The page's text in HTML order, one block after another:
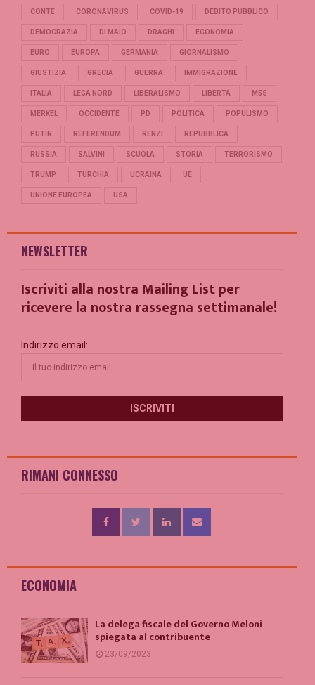
CONTE CORONAVIRUS COVID-19 DEBITO PUBBLICO
DEMOCRAZIA DI MAIO DRAGHI ECONOMIA
EURO EUROPA GERMANIA GIORNALISMO
GIUSTIZIA GRECIA GUERRA IMMIGRAZIONE
ITALIA LEGA NORD LIBERALISMO LIBERTÀ M5S
MERKEL OCCIDENTE PD POLITICA POPULISMO
PUTIN REFERENDUM RENZI REPUBBLICA
RUSSIA SALVINI SCUOLA STORIA TERRORISMO
TRUMP TURCHIA UCRAINA UE
UNIONE EUROPEA USA
NEWSLETTER
Iscriviti alla nostra Mailing List per
ricevere la nostra rassegna settimanale!
Indirizzo email:
RIMANI CONNESSO
ECONOMIA
La delega fiscale del Governo Meloni
spiegata al contribuente
23/09/2023